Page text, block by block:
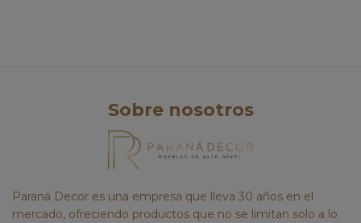
Sobre nosotros
Paraná Decor es una empresa que lleva 30 años en el
mercado, ofreciendo productos que no se limitan solo a lo